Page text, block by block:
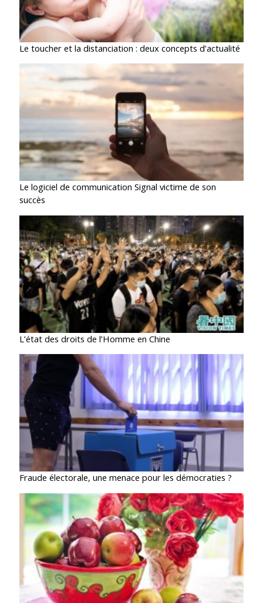
Le toucher et la distanciation : deux concepts d’actualité
Le logiciel de communication Signal victime de son
succès
L’état des droits de l’Homme en Chine
Fraude électorale, une menace pour les démocraties ?